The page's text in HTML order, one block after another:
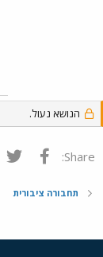
הנושא נעול.
Share: פייסבוק
תחבורה ציבורית